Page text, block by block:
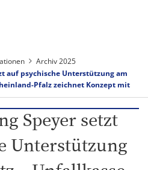
Archiv 2025
auf psychische Unterstützung am
Pfalz zeichnet Konzept mit
Speyer setzt
Unterstützung